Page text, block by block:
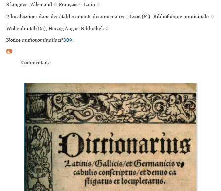
3 langues :Allemand ♢Français ♢Latin ♢
2 localisations dans des établissements documentaires : Lyon (Fr), Bibliothèque muni­ci­pale ♢
Wolfenbüttel (De), Herzog August Bibliothek ♢
Noticeanthonominalien°309.
📷
Commentaire